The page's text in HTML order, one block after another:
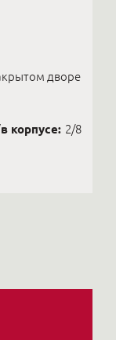
дворе
корпусе: 2/8